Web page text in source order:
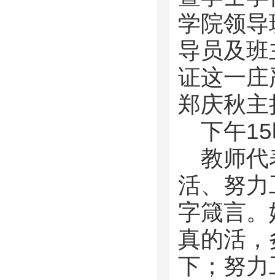
学院领
导员及
证这一
郑庆秋主
下午
教师
活、努
字箴言
真的活
下；努